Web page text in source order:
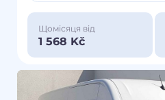
Щомісяця від
1 568 Kč